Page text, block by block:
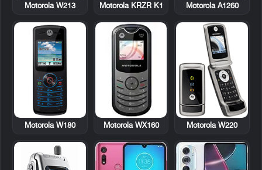
Motorola A1260
Motorola KRZR K1
Motorola W213
Motorola W220
Motorola WX160
Motorola W180